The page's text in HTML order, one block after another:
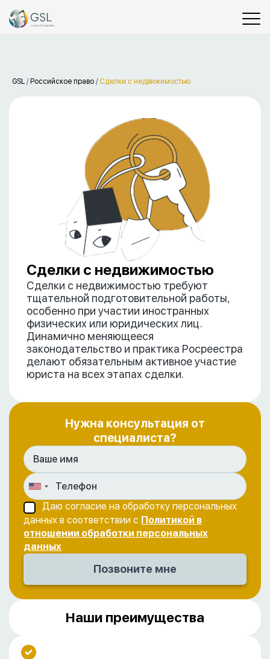
GSL / Российское право / Сделки с недвижимостью
Сделки с недвижимостью
Сделки с недвижимостью требуют
тщательной подготовительной работы,
особенно при участии иностранных
физических или юридических лиц.
Динамично меняющееся
законодательство и практика Росреестра
делают обязательным активное участие
юриста на всех этапах сделки.
Нужна консультация от
специалиста?
Даю согласие на обработку персональных
данных в соответствии с Политикой в
отношении обработки персональных
данных
Наши преимущества